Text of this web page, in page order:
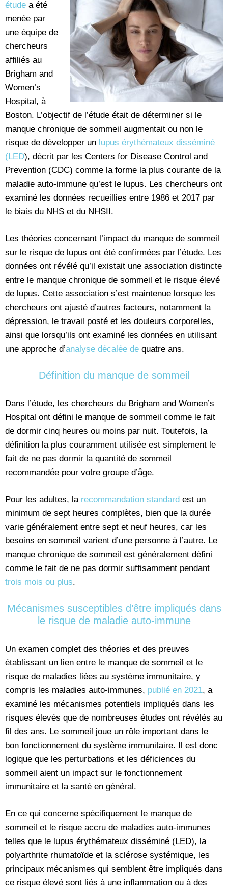
étude a été
menée par
une équipe de
chercheurs
affiliés au
Brigham and
Women’s
Hospital, à
Boston. L’objectif de l’étude était de déterminer si le
manque chronique de sommeil augmentait ou non le
risque de développer un lupus érythémateux disséminé
(LED), décrit par les Centers for Disease Control and
Prevention (CDC) comme la forme la plus courante de la
maladie auto-immune qu’est le lupus. Les chercheurs ont
examiné les données recueillies entre 1986 et 2017 par
le biais du NHS et du NHSII.
Les théories concernant l’impact du manque de sommeil
sur le risque de lupus ont été confirmées par l’étude. Les
données ont révélé qu’il existait une association distincte
entre le manque chronique de sommeil et le risque élevé
de lupus. Cette association s’est maintenue lorsque les
chercheurs ont ajusté d’autres facteurs, notamment la
dépression, le travail posté et les douleurs corporelles,
ainsi que lorsqu’ils ont examiné les données en utilisant
une approche d’analyse décalée de quatre ans.
Définition du manque de sommeil
Dans l’étude, les chercheurs du Brigham and Women’s
Hospital ont défini le manque de sommeil comme le fait
de dormir cinq heures ou moins par nuit. Toutefois, la
définition la plus couramment utilisée est simplement le
fait de ne pas dormir la quantité de sommeil
recommandée pour votre groupe d’âge.
Pour les adultes, la recommandation standard est un
minimum de sept heures complètes, bien que la durée
varie généralement entre sept et neuf heures, car les
besoins en sommeil varient d’une personne à l’autre. Le
manque chronique de sommeil est généralement défini
comme le fait de ne pas dormir suffisamment pendant
trois mois ou plus.
Mécanismes susceptibles d’être impliqués dans
le risque de maladie auto-immune
Un examen complet des théories et des preuves
établissant un lien entre le manque de sommeil et le
risque de maladies liées au système immunitaire, y
compris les maladies auto-immunes, publié en 2021, a
examiné les mécanismes potentiels impliqués dans les
risques élevés que de nombreuses études ont révélés au
fil des ans. Le sommeil joue un rôle important dans le
bon fonctionnement du système immunitaire. Il est donc
logique que les perturbations et les déficiences du
sommeil aient un impact sur le fonctionnement
immunitaire et la santé en général.
En ce qui concerne spécifiquement le manque de
sommeil et le risque accru de maladies auto-immunes
telles que le lupus érythémateux disséminé (LED), la
polyarthrite rhumatoïde et la sclérose systémique, les
principaux mécanismes qui semblent être impliqués dans
ce risque élevé sont liés à une inflammation ou à des